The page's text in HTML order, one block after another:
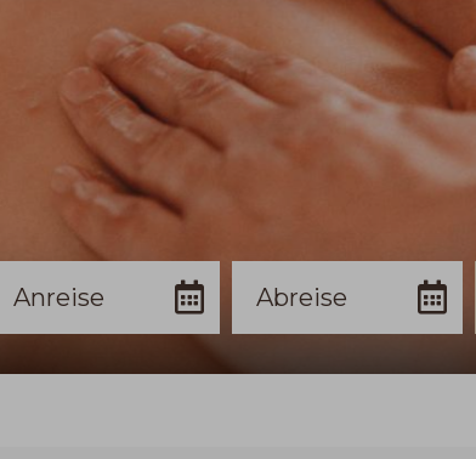
Anreise Abreise